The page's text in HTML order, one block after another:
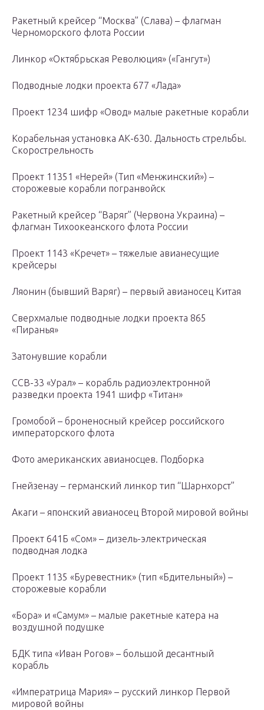
Ракетный крейсер “Москва” (Слава) – флагман
Черноморского флота России
Линкор «Октябрьская Революция» («Гангут»)
Подводные лодки проекта 677 «Лада»
Проект 1234 шифр «Овод» малые ракетные корабли
Корабельная установка АК-630. Дальность стрельбы.
Скорострельность
Проект 11351 «Нерей» (Тип «Менжинский») –
сторожевые корабли погранвойск
Ракетный крейсер “Варяг” (Червона Украина) –
флагман Тихоокеанского флота России
Проект 1143 «Кречет» – тяжелые авианесущие
крейсеры
Ляонин (бывший Варяг) – первый авианосец Китая
Сверхмалые подводные лодки проекта 865
«Пиранья»
Затонувшие корабли
ССВ-33 «Урал» – корабль радиоэлектронной
разведки проекта 1941 шифр «Титан»
Громобой – броненосный крейсер российского
императорского флота
Фото американских авианосцев. Подборка
Гнейзенау – германский линкор тип “Шарнхорст”
Акаги – японский авианосец Второй мировой войны
Проект 641Б «Сом» – дизель-электрическая
подводная лодка
Проект 1135 «Буревестник» (тип «Бдительный») –
сторожевые корабли
«Бора» и «Самум» – малые ракетные катера на
воздушной подушке
БДК типа «Иван Рогов» – большой десантный
корабль
«Императрица Мария» – русский линкор Первой
мировой войны